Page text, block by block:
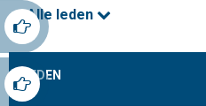
Alle leden
LEDEN